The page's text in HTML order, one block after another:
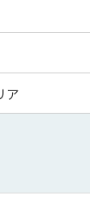
ア